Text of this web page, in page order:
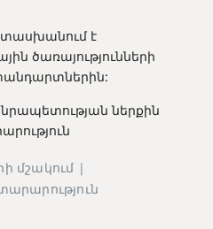
է
ծառայությունների
ներքին
մշակում |